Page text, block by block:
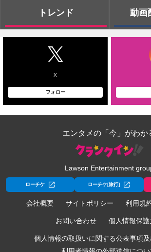
トレンド 動画
X
フォロー
エンタメの「今」がわか
Lawson Entertainment
ローチケ ローチケ[旅行]
会社概要 サイトポリシー 利用規
お問い合わせ 個人情報保護
個人情報の取扱いに関する公表事項